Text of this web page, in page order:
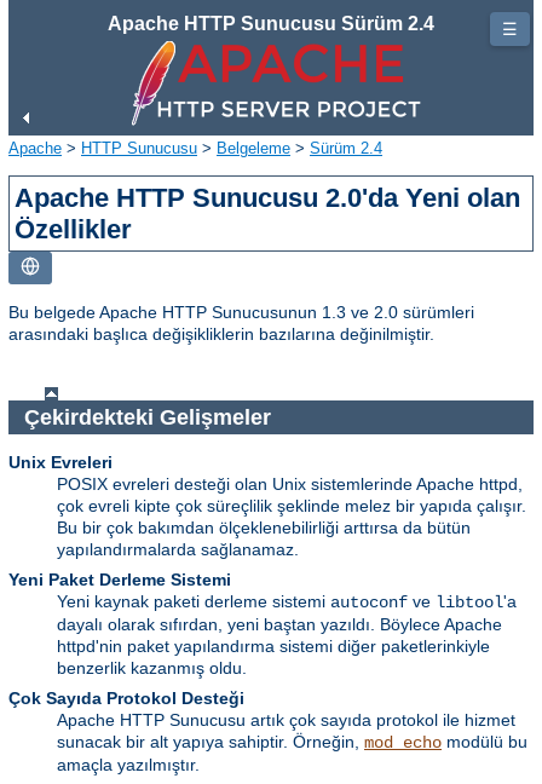
Apache HTTP Sunucusu Sürüm 2.4
Apache > HTTP Sunucusu > Belgeleme > Sürüm 2.4
Apache HTTP Sunucusu 2.0'da Yeni olan
Özellikler
Bu belgede Apache HTTP Sunucusunun 1.3 ve 2.0 sürümleri
arasındaki başlıca değişikliklerin bazılarına değinilmiştir.
Çekirdekteki Gelişmeler
Unix Evreleri
POSIX evreleri desteği olan Unix sistemlerinde Apache httpd,
çok evreli kipte çok süreçlilik şeklinde melez bir yapıda çalışır.
Bu bir çok bakımdan ölçeklenebilirliği arttırsa da bütün
yapılandırmalarda sağlanamaz.
Yeni Paket Derleme Sistemi
Yeni kaynak paketi derleme sistemi autoconf ve libtool'a
dayalı olarak sıfırdan, yeni baştan yazıldı. Böylece Apache
httpd'nin paket yapılandırma sistemi diğer paketlerinkiyle
benzerlik kazanmış oldu.
Çok Sayıda Protokol Desteği
Apache HTTP Sunucusu artık çok sayıda protokol ile hizmet
sunacak bir alt yapıya sahiptir. Örneğin, mod_echo modülü bu
amaçla yazılmıştır.
☰